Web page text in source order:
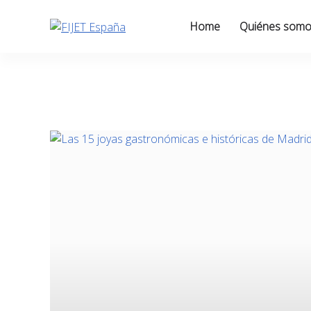
Home Quiénes